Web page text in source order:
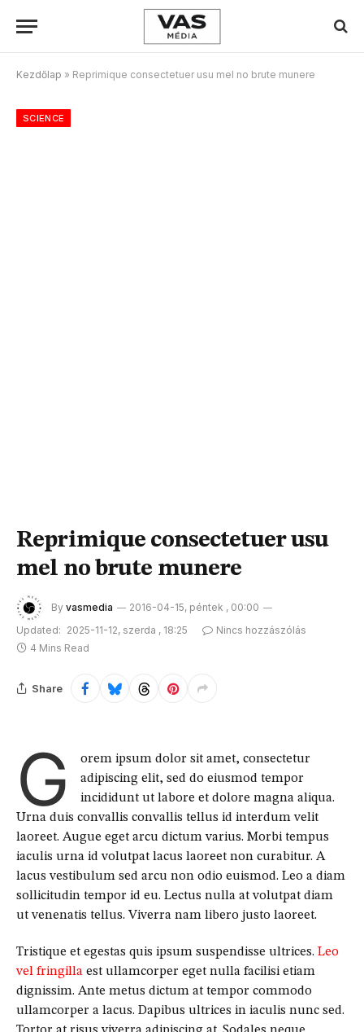
Kezdőlap » Reprimique consectetuer usu mel no brute munere
SCIENCE
Reprimique consectetuer usu
mel no brute munere
By vasmedia
2016-04-15, péntek , 00:00
Updated: 2025-11-12, szerda , 18:25
Nincs hozzászólás
4 Mins Read
Share
G
orem ipsum dolor sit amet, consectetur
adipiscing elit, sed do eiusmod tempor
incididunt ut labore et dolore magna aliqua.
Urna duis convallis convallis tellus id interdum velit
laoreet. Augue eget arcu dictum varius. Morbi tempus
iaculis urna id volutpat lacus laoreet non curabitur. A
lacus vestibulum sed arcu non odio euismod. Leo a diam
sollicitudin tempor id eu. Lectus nulla at volutpat diam
ut venenatis tellus. Viverra nam libero justo laoreet.
Tristique et egestas quis ipsum suspendisse ultrices. Leo
vel fringilla est ullamcorper eget nulla facilisi etiam
dignissim. Ante metus dictum at tempor commodo
ullamcorper a lacus. Dapibus ultrices in iaculis nunc sed.